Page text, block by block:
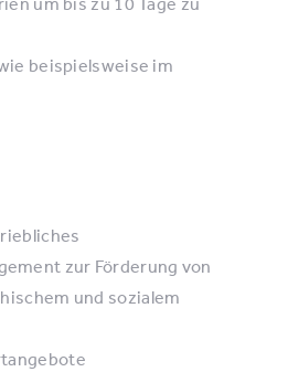
beispielsweise im
zur Förderung von
und sozialem